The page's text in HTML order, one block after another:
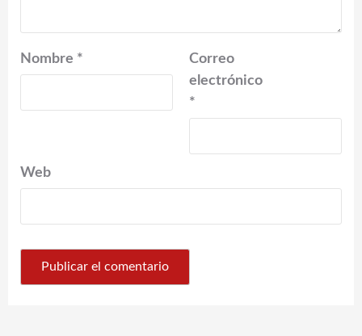
Nombre *
Correo
electrónico
*
Web